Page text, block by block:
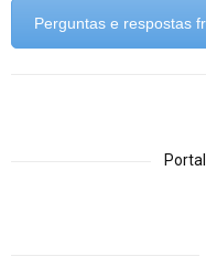
Perguntas e respostas